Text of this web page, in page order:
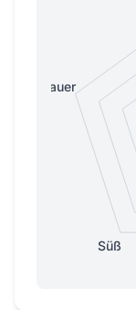
Süß
Sauer